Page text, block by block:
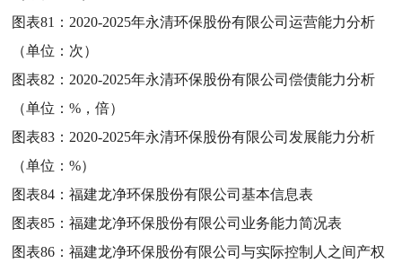
图表81： 2020-2025年永清环保股份有限公司运营能力分析
（单位：次）
图表82： 2020-2025年永清环保股份有限公司偿债能力分析
（单位：%，倍）
图表83： 2020-2025年永清环保股份有限公司发展能力分析
（单位：%）
图表84：福建龙净环保股份有限公司基本信息表
图表85：福建龙净环保股份有限公司业务能力简况表
图表86：福建龙净环保股份有限公司与实际控制人之间产权